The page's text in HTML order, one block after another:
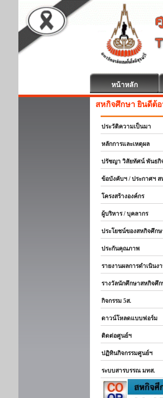
หน้าหลัก
สหกิจศึกษา ยินดีต้อนรับ
ประวัติความเป็นมา
หลักการและเหตุผล
ปรัชญา วิสัยทัศน์ พันธกิจ
ข้อบังคับฯ / ประกาศฯ ส
โครงสร้างองค์กร
ผู้บริหาร / บุคลากร
ประโยชน์ของสหกิจศึกษ
ประกันคุณภาพ
รายงานผลการดำเนินง
รางวัลนักศึกษาสหกิจศึก
กิจกรรม 5ส.
ดาวน์โหลดแบบฟอร์ม
ติดต่อศูนย์ฯ
ปฏิทินกิจกรรมศูนย์ฯ
ระบบสารบรรณ มทส.